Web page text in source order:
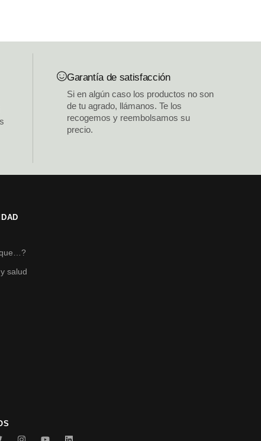
Garantía de satisfacción
Si en algún caso los productos no son
de tu agrado, llámanos. Te los
recogemos y reembolsamos su
precio.
salud